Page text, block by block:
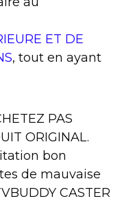
ET DE
, tout en ayant
PAS
ORIGINAL.
bon
de mauvaise
CASTER